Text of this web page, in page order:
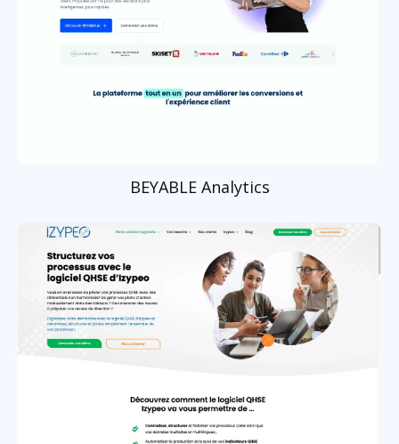
BEYABLE Analytics